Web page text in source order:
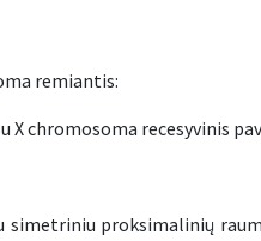
remiantis:
chromosoma recesyvinis
proksimalinių raumenų